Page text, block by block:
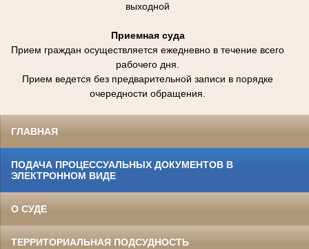
выходной
Приемная суда
Прием граждан осуществляется ежедневно в течение всего
рабочего дня.
Прием ведется без предварительной записи в порядке
очередности обращения.
ГЛАВНАЯ
ПОДАЧА ПРОЦЕССУАЛЬНЫХ ДОКУМЕНТОВ В
ЭЛЕКТРОННОМ ВИДЕ
О СУДЕ
ТЕРРИТОРИАЛЬНАЯ ПОДСУДНОСТЬ